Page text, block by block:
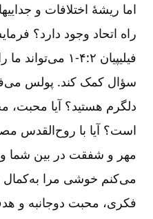
اما ریشۀ اختلافات و
راه اتحاد وجود دارد؟
فیلیپیان ۲:‏۱-۴
سؤال کمک کند. پولس
دلگرم هستید؟ آیا
است‌؟ آیا با روح‌القدس
مهر و شفقت در بین شما
می‌کنم خوشی مرا به‌کمال
فکری‌، محبت دوجانبه و